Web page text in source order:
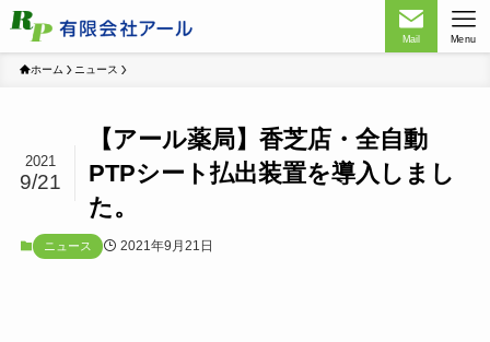
Mail Menu
ホーム ニュース
【アール薬局】香芝店・全自動
PTPシート払出装置を導入しまし
た。
2021
9/21
ニュース 2021年9月21日